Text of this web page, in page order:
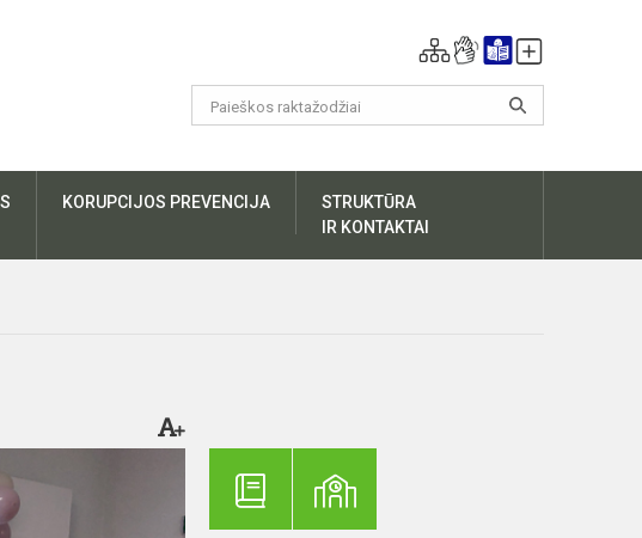
KORUPCIJOS PREVENCIJA
STRUKTŪRA
IR KONTAKTAI